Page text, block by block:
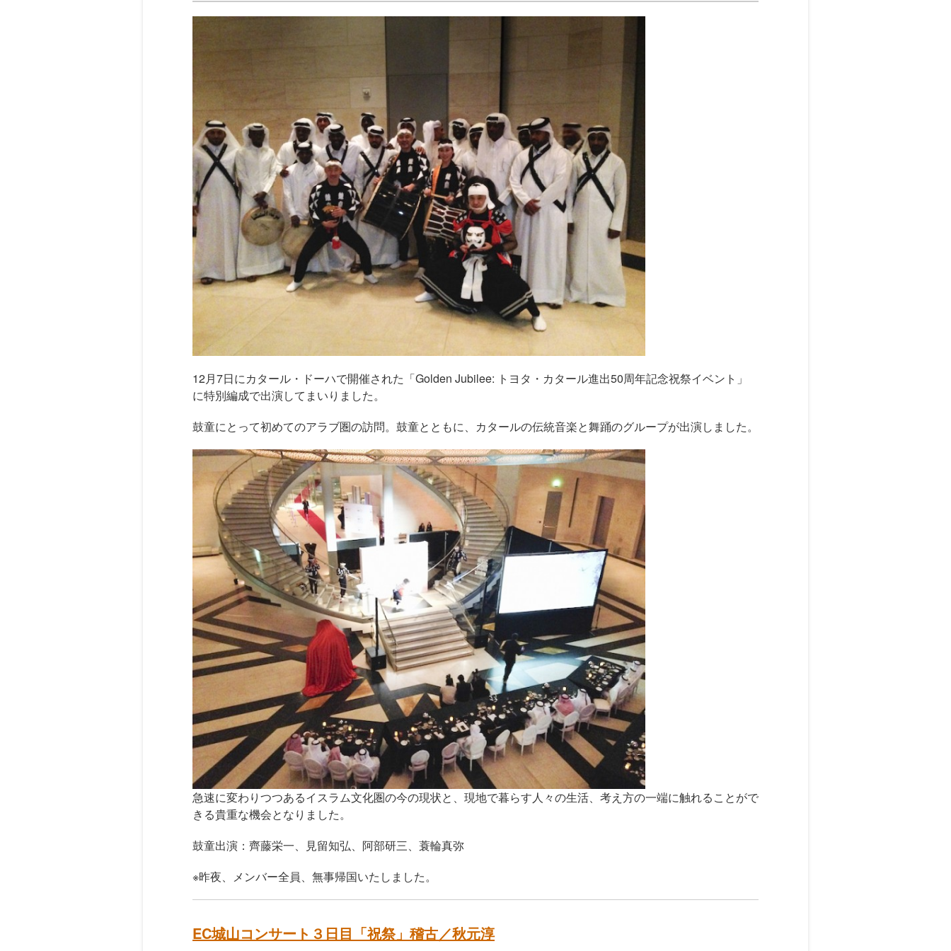
12月7日にカタール・ドーハで開催された「Golden Jubilee: トヨタ・カタール進出50周年記念祝祭イベント」
に特別編成で出演してまいりました。
鼓童にとって初めてのアラブ圏の訪問。鼓童とともに、カタールの伝統音楽と舞踊のグループが出演しました。
急速に変わりつつあるイスラム文化圏の今の現状と、現地で暮らす人々の生活、考え方の一端に触れることがで
きる貴重な機会となりました。
鼓童出演：齊藤栄一、見留知弘、阿部研三、蓑輪真弥
※昨夜、メンバー全員、無事帰国いたしました。
EC城山コンサート３日目「祝祭」稽古／秋元淳